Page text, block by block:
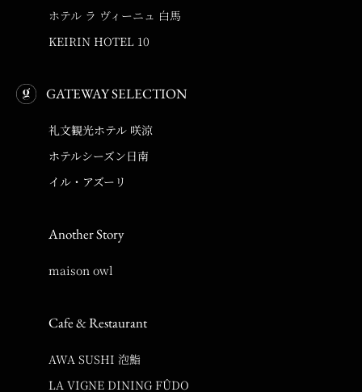
ホテル ラ ヴィーニュ 白馬
KEIRIN HOTEL 10
GATEWAY SELECTION
礼文観光ホテル 咲涼
ホテルシーズン日南
イル・アズーリ
Another Story
maison owl
Cafe & Restaurant
AWA SUSHI 泡鮨
LA VIGNE DINING FÛDO